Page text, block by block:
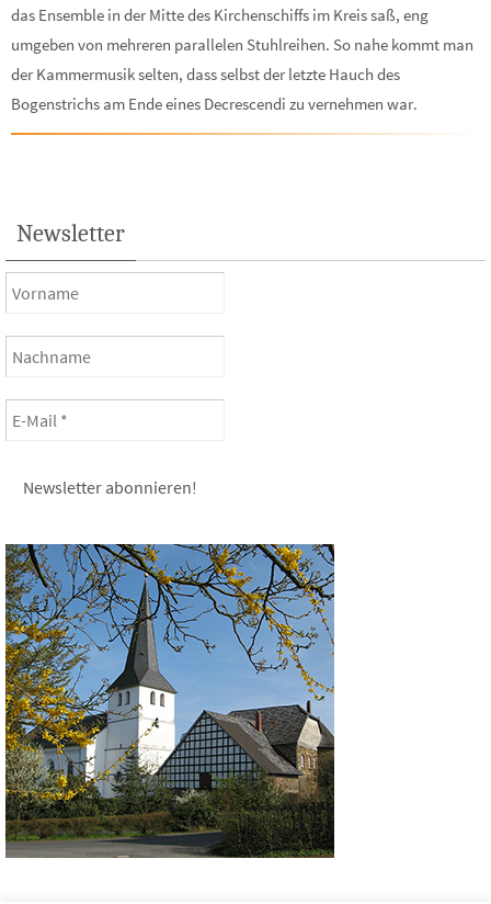
das Ensemble in der Mitte des Kirchenschiffs im Kreis saß, eng
umgeben von mehreren parallelen Stuhlreihen. So nahe kommt man
der Kammermusik selten, dass selbst der letzte Hauch des
Bogenstrichs am Ende eines Decrescendi zu vernehmen war.
Newsletter